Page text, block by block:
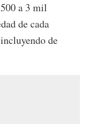
a 3 mil
de cada
de